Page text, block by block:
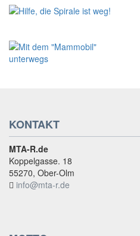
KONTAKT
MTA-R.de
Koppelgasse. 18
55270, Ober-Olm
info@mta-r.de